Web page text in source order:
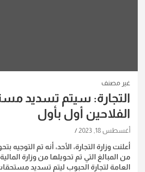
غير مصنف
التجارة: سيتم تسديد
الفلاحين أول بأول
أغسطس 18, 2023
أعلنت وزارة التجارة، الأحد، أنه تم التوجيه
من المبالغ التي تم تحويلها من وزارة
العامة لتجارة الحبوب ليتم تسديد